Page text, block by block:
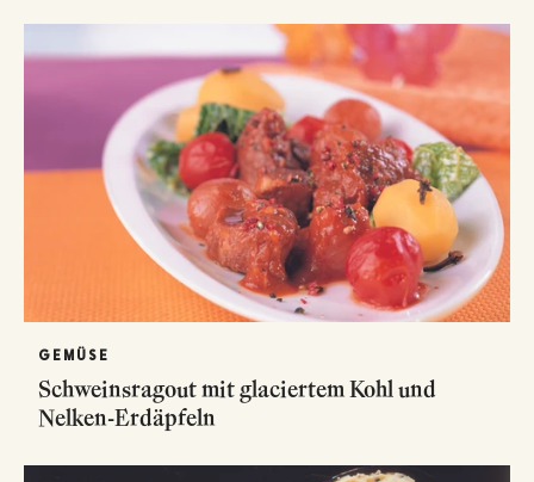
GEMÜSE
Schweinsragout mit glaciertem Kohl und
Nelken-Erdäpfeln